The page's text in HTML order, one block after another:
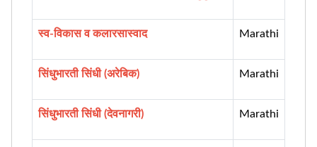
स्व-विकास व कलारसास्वाद Marathi
सिंधुभारती सिंधी (अरेबिक) Marathi
सिंधुभारती सिंधी (देवनागरी) Marathi